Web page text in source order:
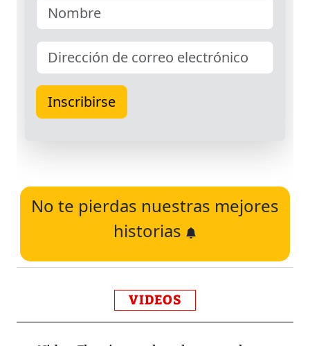
No te pierdas nuestras mejores
historias
VIDEOS